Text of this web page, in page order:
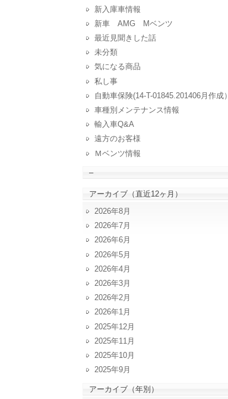
新入庫車情報
新車 AMG Mベンツ
最近見聞きした話
未分類
気になる商品
私し事
自動車保険(14-T-01845.201406月作成）
車種別メンテナンス情報
輸入車Q&A
遠方のお客様
Ｍベンツ情報
–
アーカイブ（直近12ヶ月）
2026年8月
2026年7月
2026年6月
2026年5月
2026年4月
2026年3月
2026年2月
2026年1月
2025年12月
2025年11月
2025年10月
2025年9月
アーカイブ（年別）